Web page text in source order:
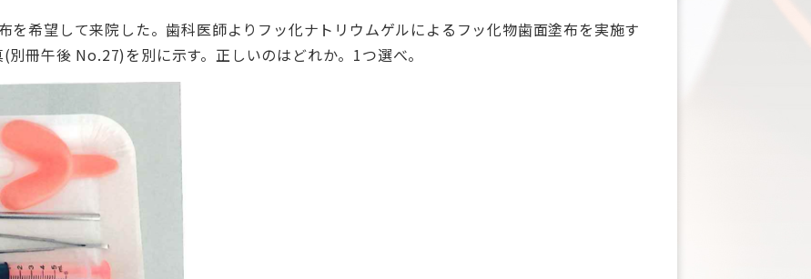
を希望して来院した。歯科医師よりフッ化ナトリウムゲルによるフッ化物歯面塗布を実施す
冊午後 No.27)を別に示す。正しいのはどれか。1つ選べ。